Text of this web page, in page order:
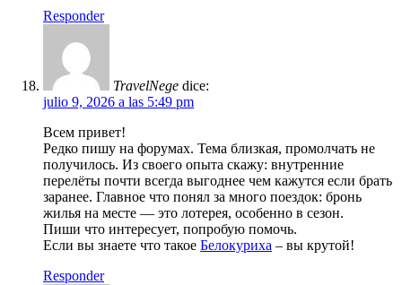
Responder
TravelNege dice:
julio 9, 2026 a las 5:49 pm
Всем привет!
Редко пишу на форумах. Тема близкая, промолчать не
получилось. Из своего опыта скажу: внутренние
перелёты почти всегда выгоднее чем кажутся если брать
заранее. Главное что понял за много поездок: бронь
жилья на месте — это лотерея, особенно в сезон.
Пиши что интересует, попробую помочь.
Если вы знаете что такое Белокуриха – вы крутой!
Responder